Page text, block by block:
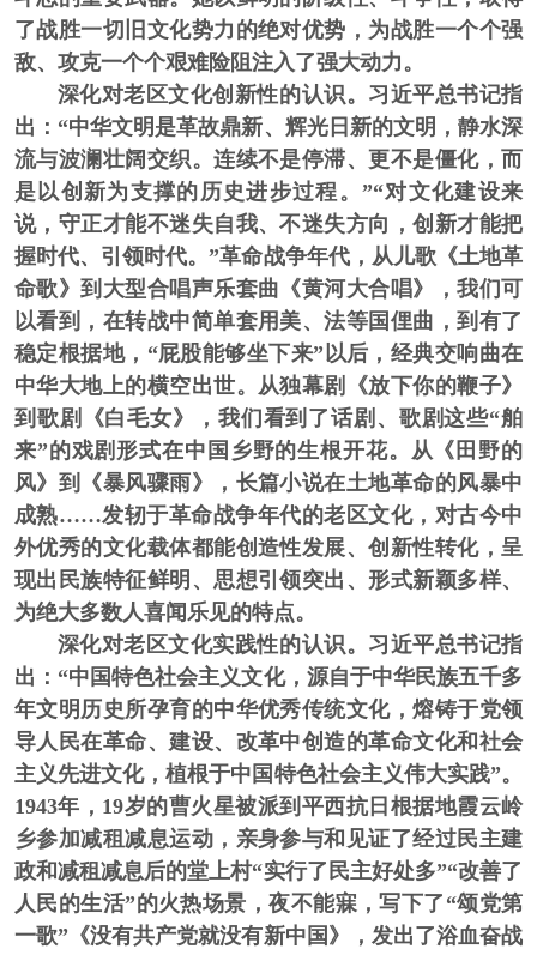
了战胜一切旧文化势力的绝对优势，为战胜一个个强
敌、攻克一个个艰难险阻注入了强大动力。
深化对老区文化创新性的认识。 习近平总书记指
出：“中华文明是革故鼎新、辉光日新的文明，静水深
流与波澜壮阔交织。连续不是停滞、更不是僵化，而
是以创新为支撑的历史进步过程。”“对文化建设来
说，守正才能不迷失自我、不迷失方向，创新才能把
握时代、引领时代。”革命战争年代，从儿歌《土地革
命歌》到大型合唱声乐套曲《黄河大合唱》，我们可
以看到，在转战中简单套用美、法等国俚曲，到有了
稳定根据地，“屁股能够坐下来”以后，经典交响曲在
中华大地上的横空出世。从独幕剧《放下你的鞭子》
到歌剧《白毛女》，我们看到了话剧、歌剧这些“舶
来”的戏剧形式在中国乡野的生根开花。从《田野的
风》到《暴风骤雨》，长篇小说在土地革命的风暴中
成熟……发轫于革命战争年代的老区文化，对古今中
外优秀的文化载体都能创造性发展、创新性转化，呈
现出民族特征鲜明、思想引领突出、形式新颖多样、
为绝大多数人喜闻乐见的特点。
深化对老区文化实践性的认识。 习近平总书记指
出：“中国特色社会主义文化，源自于中华民族五千多
年文明历史所孕育的中华优秀传统文化，熔铸于党领
导人民在革命、建设、改革中创造的革命文化和社会
主义先进文化，植根于中国特色社会主义伟大实践”。
1943年，19岁的曹火星被派到平西抗日根据地霞云岭
乡参加减租减息运动，亲身参与和见证了经过民主建
政和减租减息后的堂上村“实行了民主好处多”“改善了
人民的生活”的火热场景，夜不能寐，写下了“颂党第
一歌”《没有共产党就没有新中国》，发出了浴血奋战